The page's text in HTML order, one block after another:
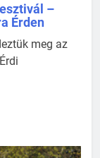
–
Érden
meg az